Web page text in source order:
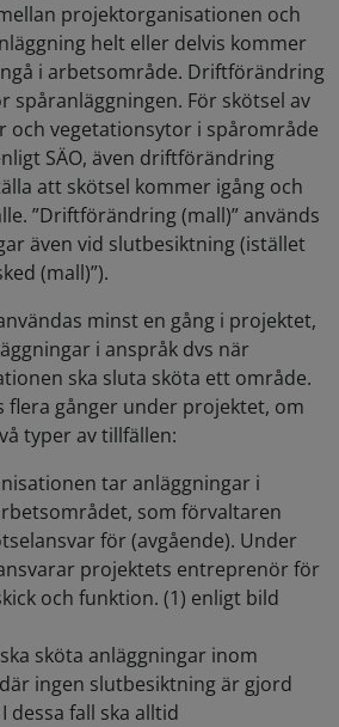
projektorganisationen och
helt eller delvis kommer
i arbetsområde. Driftförändring
spåranläggningen. För skötsel av
och vegetationsytor i spårområde
SÄO, även driftförändring
att skötsel kommer igång och
”Driftförändring (mall)” används
även vid slutbesiktning (istället
(mall)”).
minst en gång i projektet,
i anspråk dvs när
ska sluta sköta ett område.
flera gånger under projektet, om
typer av tillfällen:
tar anläggningar i
som förvaltaren
för (avgående). Under
projektets entreprenör för
och funktion. (1) enligt bild
sköta anläggningar inom
ingen slutbesiktning är gjord
dessa fall ska alltid